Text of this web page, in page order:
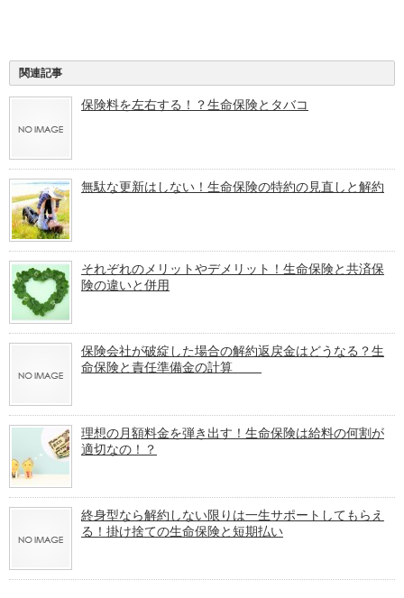
関連記事
保険料を左右する！？生命保険とタバコ
無駄な更新はしない！生命保険の特約の見直しと解約
それぞれのメリットやデメリット！生命保険と共済保
険の違いと併用
保険会社が破綻した場合の解約返戻金はどうなる？生
命保険と責任準備金の計算
理想の月額料金を弾き出す！生命保険は給料の何割が
適切なの！？
終身型なら解約しない限りは一生サポートしてもらえ
る！掛け捨ての生命保険と短期払い